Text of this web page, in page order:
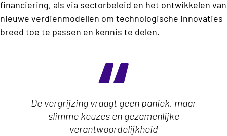
financiering, als via sectorbeleid en het ontwikkelen van
nieuwe verdienmodellen om technologische innovaties
breed toe te passen en kennis te delen.
De vergrijzing vraagt geen paniek, maar
slimme keuzes en gezamenlijke
verantwoordelijkheid